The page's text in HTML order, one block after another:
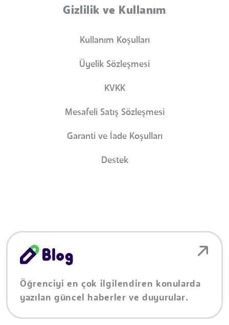
Gizlilik ve Kullanım
Kullanım Koşulları
Üyelik Sözleşmesi
KVKK
Mesafeli Satış Sözleşmesi
Garanti ve İade Koşulları
Destek
Öğrenciyi en çok ilgilendiren konularda
yazılan güncel haberler ve duyurular.